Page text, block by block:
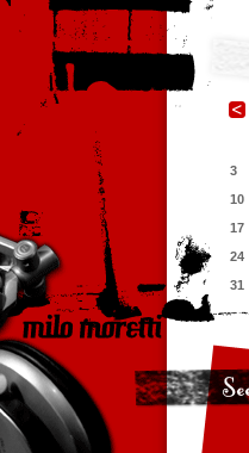
3
10
17
24
31